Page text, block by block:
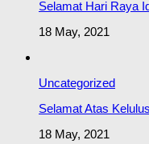
Selamat Hari Raya
18 May, 2021
Uncategorized
Selamat Atas
18 May, 2021